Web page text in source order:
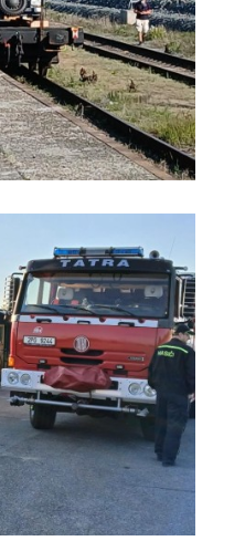
Koterov
mob.725725474
|Tisk|Aktualizováno: 4. 8. 2026
↑